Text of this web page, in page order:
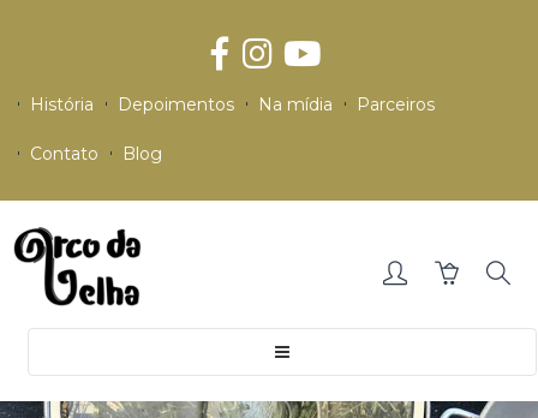
História Depoimentos Na mídia Parceiros
Contato Blog